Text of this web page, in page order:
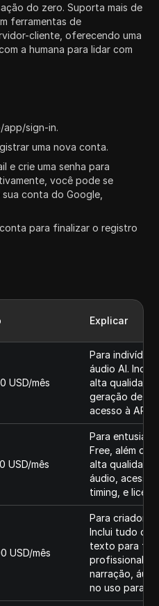
do zero. Suporta mais de
ferramentas de
cliente, oferecendo uma
a humana para lidar com
app/sign-in.
uma nova conta.
e crie uma senha para
você pode se
conta do Google,
para finalizar o registro
Explicar
USD/mês
Para
áudio AI.
alta qualidade
geração de
acesso à API.
USD/mês
Para
Free, além de
alta qualidade
áudio, acesso
timing, e
USD/mês
Para
Inclui tudo do
texto para
profissional
narração,
no uso para